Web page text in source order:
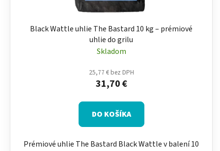
Black Wattle uhlie The Bastard 10 kg – prémiové
uhlie do grilu
Skladom
25,77 € bez DPH
31,70 €
DO KOŠÍKA
Prémiové uhlie The Bastard Black Wattle v balení 10